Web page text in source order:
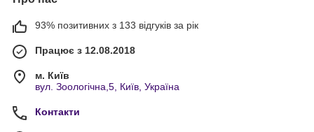
93% позитивних з 133 відгуків за рік
Працює з 12.08.2018
м. Київ
вул. Зоологічна,5, Київ, Україна
Контакти